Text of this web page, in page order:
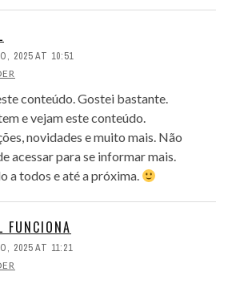
2025 AT 10:51
conteúdo. Gostei bastante.
e vejam este conteúdo.
novidades e muito mais. Não
acessar para se informar mais.
a todos e até a próxima.
FUNCIONA
2025 AT 11:21